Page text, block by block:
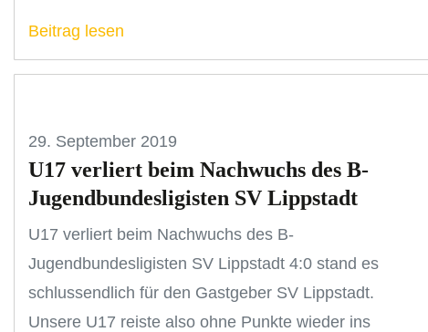
Beitrag lesen
29. September 2019
U17 verliert beim Nachwuchs des B-
Jugendbundesligisten SV Lippstadt
U17 verliert beim Nachwuchs des B-
Jugendbundesligisten SV Lippstadt 4:0 stand es
schlussendlich für den Gastgeber SV Lippstadt.
Unsere U17 reiste also ohne Punkte wieder ins